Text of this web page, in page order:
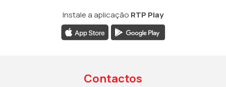
Instale a aplicação RTP Play
Contactos